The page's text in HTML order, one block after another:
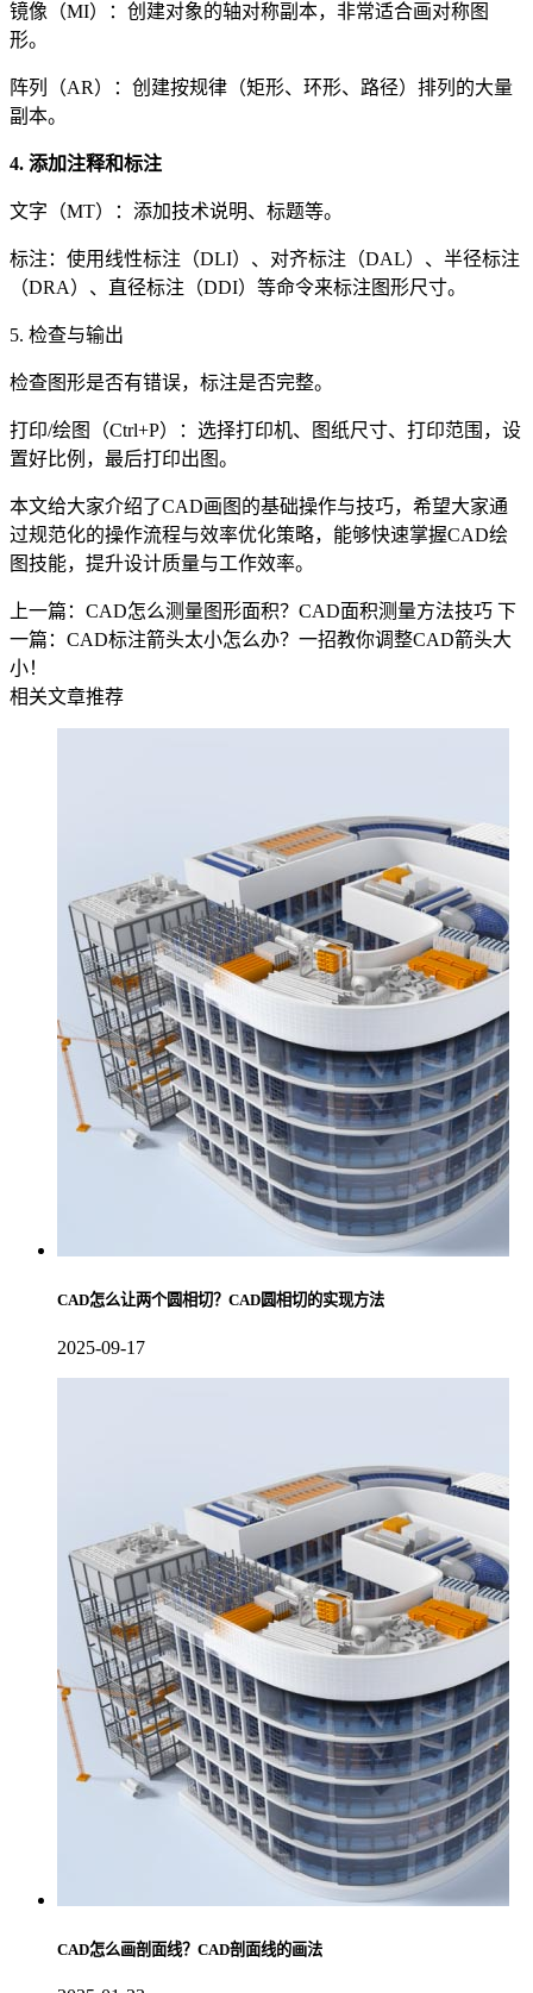
镜像（MI）：创建对象的轴对称副本，非常适合画对称图
形。
阵列（AR）：创建按规律（矩形、环形、路径）排列的大量
副本。
4. 添加注释和标注
文字（MT）：添加技术说明、标题等。
标注：使用线性标注（DLI）、对齐标注（DAL）、半径标注
（DRA）、直径标注（DDI）等命令来标注图形尺寸。
5. 检查与输出
检查图形是否有错误，标注是否完整。
打印/绘图（Ctrl+P）：选择打印机、图纸尺寸、打印范围，设
置好比例，最后打印出图。
本文给大家介绍了CAD画图的基础操作与技巧，希望大家通
过规范化的操作流程与效率优化策略，能够快速掌握CAD绘
图技能，提升设计质量与工作效率。
上一篇：CAD怎么测量图形面积？CAD面积测量方法技巧 下
一篇：CAD标注箭头太小怎么办？一招教你调整CAD箭头大
小！
相关文章推荐
CAD怎么让两个圆相切？CAD圆相切的实现方法
2025-09-17
CAD怎么画剖面线？CAD剖面线的画法